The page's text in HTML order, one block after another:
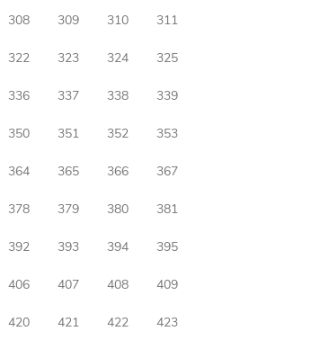
308 309 310 311
322 323 324 325
336 337 338 339
350 351 352 353
364 365 366 367
378 379 380 381
392 393 394 395
406 407 408 409
420 421 422 423